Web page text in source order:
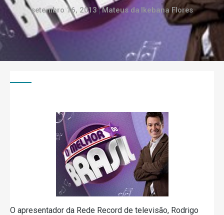
setembro 16, 2013 Mateus da Ikebana Flores
O apresentador da Rede Record de televisão, Rodrigo